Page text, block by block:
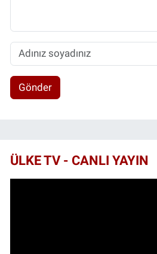
Gönder
ÜLKE TV - CANLI YAYIN